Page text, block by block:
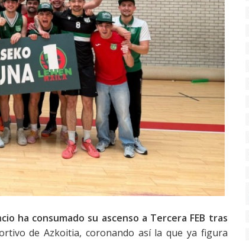
ha consumado su ascenso a Tercera FEB tras
de Azkoitia, coronando así la que ya figura